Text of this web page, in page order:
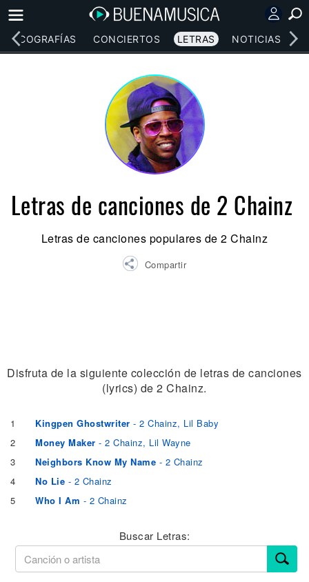
DISCOGRAFÍAS CONCIERTOS LETRAS NOTICIAS
Letras de canciones de 2 Chainz
Letras de canciones populares de 2 Chainz
Compartir
Disfruta de la siguiente colección de letras de canciones
(lyrics) de 2 Chainz.
1 Kingpen Ghostwriter - 2 Chainz, Lil Baby
2
Money Maker - 2 Chainz, Lil Wayne
3
Neighbors Know My Name - 2 Chainz
4
No Lie - 2 Chainz
5
Who I Am - 2 Chainz
Buscar Letras: